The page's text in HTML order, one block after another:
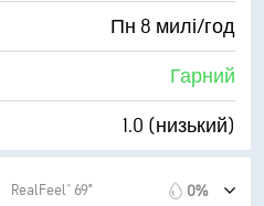
10 (Дуже яскраво)
4%
10 милі
Пн 8 милі/год
Гарний
1.0 (низький)
RealFeel® 69° 0%